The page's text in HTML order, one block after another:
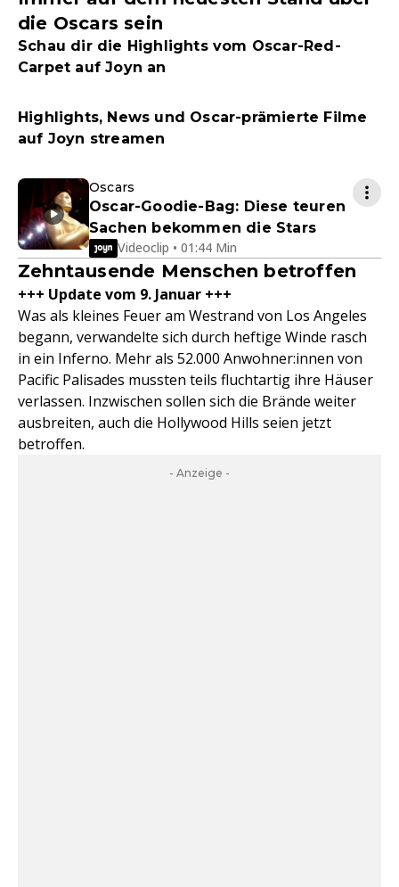
die Oscars sein
Schau dir die Highlights vom Oscar-Red-
Carpet auf Joyn an
Highlights, News und Oscar-prämierte Filme
auf Joyn streamen
Oscars
Oscar-Goodie-Bag: Diese teuren
Sachen bekommen die Stars
Videoclip • 01:44 Min
Zehntausende Menschen betroffen
+++ Update vom 9. Januar +++
Was als kleines Feuer am Westrand von Los Angeles
begann, verwandelte sich durch heftige Winde rasch
in ein Inferno. Mehr als 52.000 Anwohner:innen von
Pacific Palisades mussten teils fluchtartig ihre Häuser
verlassen. Inzwischen sollen sich die Brände weiter
ausbreiten, auch die Hollywood Hills seien jetzt
betroffen.
- Anzeige -